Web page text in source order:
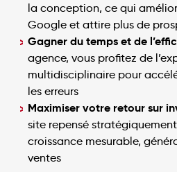
la conception, ce qui
Google et attire plus de
Gagner du temps et de
agence, vous profitez de
multidisciplinaire pour
les erreurs
Maximiser votre retour sur
site repensé
croissance mesurable,
ventes